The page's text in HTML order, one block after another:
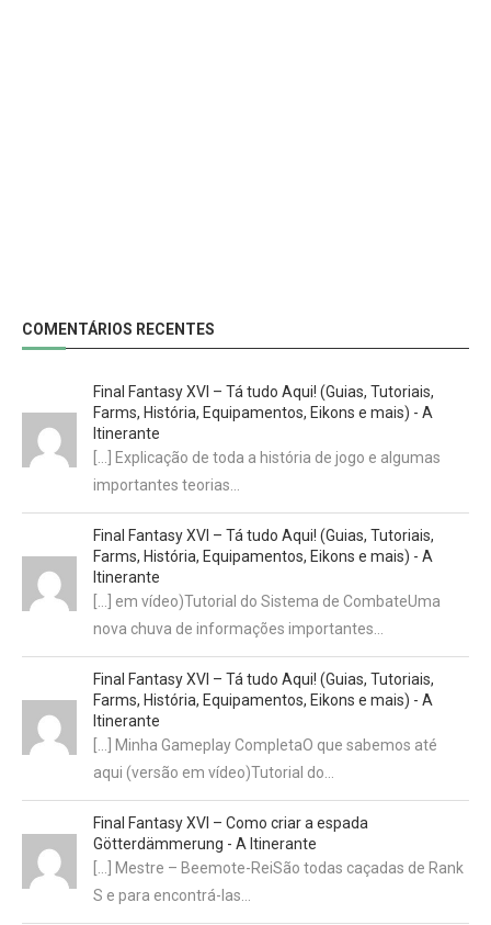
COMENTÁRIOS RECENTES
Final Fantasy XVI – Tá tudo Aqui! (Guias, Tutoriais,
Farms, História, Equipamentos, Eikons e mais) - A
Itinerante
[…] Explicação de toda a história de jogo e algumas
importantes teorias…
Final Fantasy XVI – Tá tudo Aqui! (Guias, Tutoriais,
Farms, História, Equipamentos, Eikons e mais) - A
Itinerante
[…] em vídeo)Tutorial do Sistema de CombateUma
nova chuva de informações importantes…
Final Fantasy XVI – Tá tudo Aqui! (Guias, Tutoriais,
Farms, História, Equipamentos, Eikons e mais) - A
Itinerante
[…] Minha Gameplay CompletaO que sabemos até
aqui (versão em vídeo)Tutorial do…
Final Fantasy XVI – Como criar a espada
Götterdämmerung - A Itinerante
[…] Mestre – Beemote-ReiSão todas caçadas de Rank
S e para encontrá-las…